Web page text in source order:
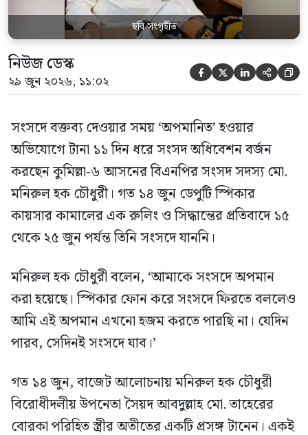
ছবি সংগৃহীত
নিউজ ডেস্ক
২৯ জুন ২০২৬, ১১:০২     
সংসদে বক্তব্য দেওয়ার সময় ‘অপমানিত’ হওয়ার
অভিযোগে টানা ১১ দিন ধরে সংসদ অধিবেশন বর্জন
করছেন কুমিল্লা-৬ আসনের বিএনপির সংসদ সদস্য মো.
মনিরুল হক চৌধুরী। গত ১৪ জুন ডেপুটি স্পিকার
কায়সার কামালের এক রুলিং ও সিদ্ধান্তের প্রতিবাদে ১৫
থেকে ২৫ জুন পর্যন্ত তিনি সংসদে যাননি।
মনিরুল হক চৌধুরী বলেন, ‘আমাকে সংসদে অপমান
করা হয়েছে। স্পিকার ফোন করে সংসদে ফিরতে বললেও
আমি এই অপমান এখনো হজম করতে পারছি না। যেদিন
পারব, সেদিনই সংসদে যাব।’
গত ১৪ জুন, বাজেট আলোচনায় মনিরুল হক চৌধুরী
বিরোধীদলীয় উপনেতা সৈয়দ আবদুল্লাহ মো. তাহেরের
বোরকা পরিহিত স্ত্রীর অতীতের একটি প্রসঙ্গ টানেন। একই